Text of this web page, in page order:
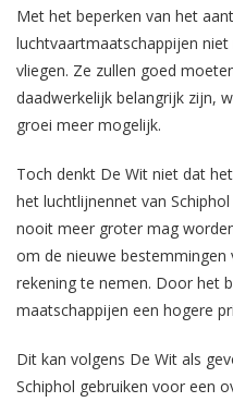
Met het beperken van het
luchtvaartmaatschappijen
vliegen. Ze zullen goed
daadwerkelijk belangrijk zijn,
groei meer mogelijk.
Toch denkt De Wit niet dat
het luchtlijnennet van
nooit meer groter mag
om de nieuwe bestemmingen
rekening te nemen. Door het
maatschappijen een hogere
Dit kan volgens De Wit als
Schiphol gebruiken voor een